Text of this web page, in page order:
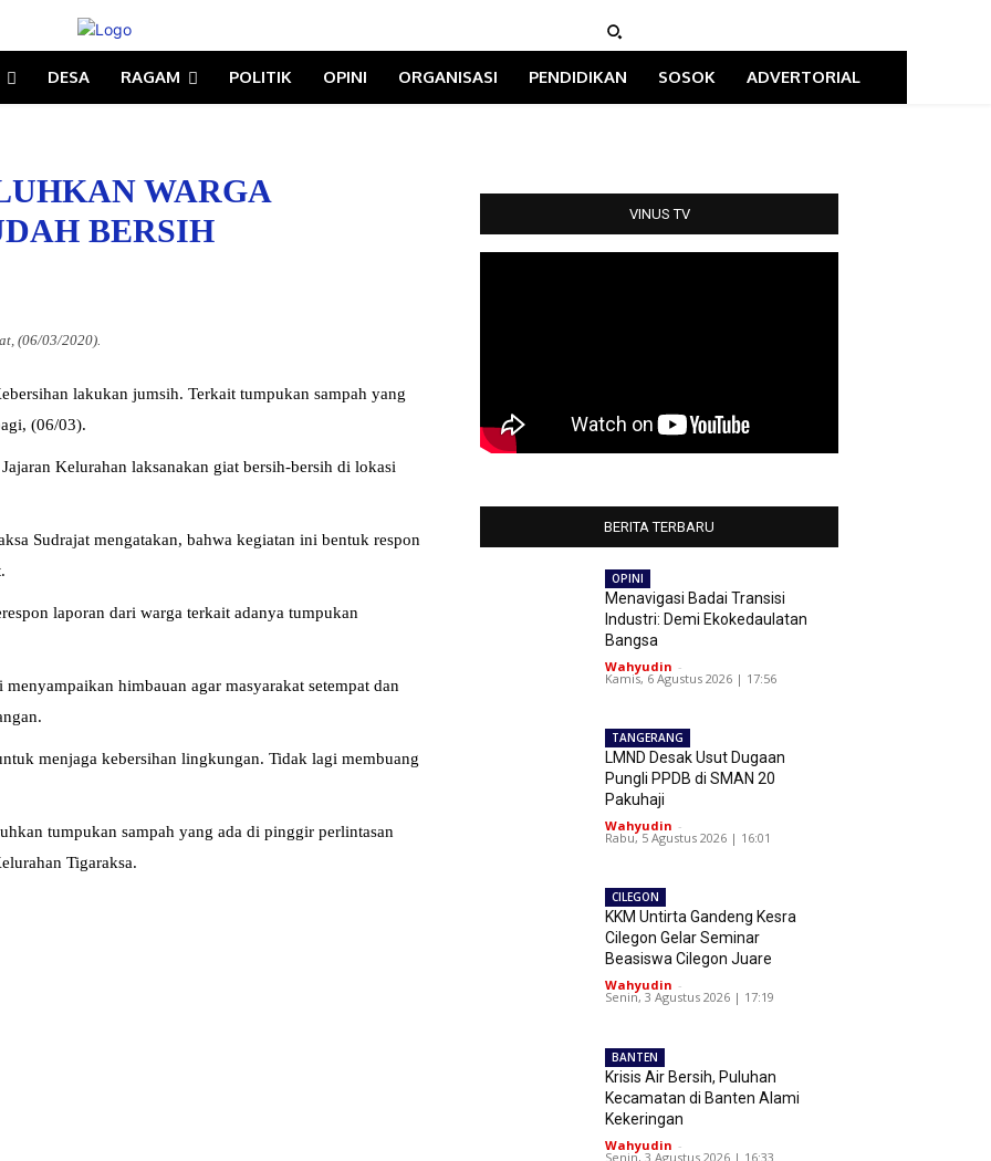
DESA RAGAM POLITIK OPINI ORGANISASI PENDIDIKAN SOSOK ADVERTORIAL
WARGA
BERSIH
(06/03/2020).
lakukan jumsih. Terkait tumpukan sampah yang
(06/03).
Kelurahan laksanakan giat bersih-bersih di lokasi
Sudrajat mengatakan, bahwa kegiatan ini bentuk respon
laporan dari warga terkait adanya tumpukan
himbauan agar masyarakat setempat dan
menjaga kebersihan lingkungan. Tidak lagi membuang
tumpukan sampah yang ada di pinggir perlintasan
Tigaraksa.
VINUS TV
BERITA TERBARU
OPINI
Menavigasi Badai Transisi
Industri: Demi Ekokedaulatan
Bangsa
Wahyudin -
Kamis, 6 Agustus 2026 | 17:56
TANGERANG
LMND Desak Usut Dugaan
Pungli PPDB di SMAN 20
Pakuhaji
Wahyudin -
Rabu, 5 Agustus 2026 | 16:01
CILEGON
KKM Untirta Gandeng Kesra
Cilegon Gelar Seminar
Beasiswa Cilegon Juare
Wahyudin -
Senin, 3 Agustus 2026 | 17:19
BANTEN
Krisis Air Bersih, Puluhan
Kecamatan di Banten Alami
Kekeringan
Wahyudin -
Senin, 3 Agustus 2026 | 16:33